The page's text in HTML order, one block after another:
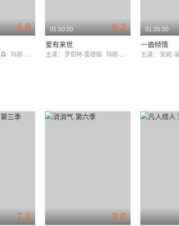
6.9
森 玛丽·斯汀伯根
6.2
01:50:00
爱有来世
主演： 罗伯特·雷德福 玛丽·斯汀伯根
01:26:00
一曲倾情
主演： 安妮·
7.1 9.0